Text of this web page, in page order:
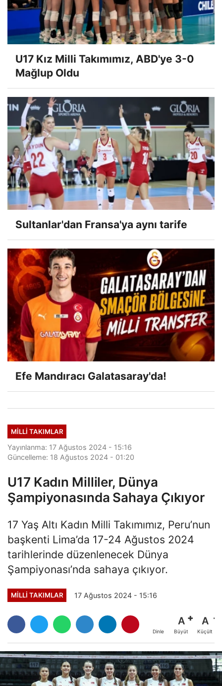
U17 Kız Milli Takımımız, ABD'ye 3-0
Mağlup Oldu
Sultanlar'dan Fransa'ya aynı tarife
Efe Mandıracı Galatasaray'da!
MILLI TAKIMLAR
Yayınlanma: 17 Ağustos 2024 - 15:16
Güncelleme: 18 Ağustos 2024 - 01:20
U17 Kadın Milliler, Dünya
Şampiyonasında Sahaya Çıkıyor
17 Yaş Altı Kadın Milli Takımımız, Peru’nun
başkenti Lima’da 17-24 Ağustos 2024
tarihlerinde düzenlenecek Dünya
Şampiyonası’nda sahaya çıkıyor.
MILLI TAKIMLAR 17 Ağustos 2024 - 15:16
Dinle
A
Büyüt
A
Küçült